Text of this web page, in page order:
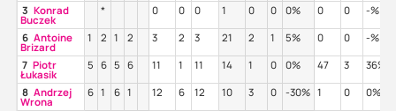
3 Konrad
Buczek
* 0 0 0 1 0 0 0% 0 0 -%
6 Antoine
Brizard
1 2 1 2 3 2 3 21 2 1 5% 0 0 -%
7 Piotr
Łukasik
5 6 5 6 11 1 11 14 1 0 0% 47 3 36%
8 Andrzej
Wrona
6 1 6 1 12 6 12 10 3 0 -30% 1 0 0%